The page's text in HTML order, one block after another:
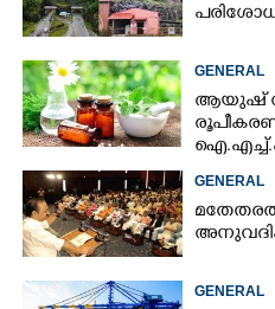
GENERAL
ആയുഷ്
GENERAL
GENERAL